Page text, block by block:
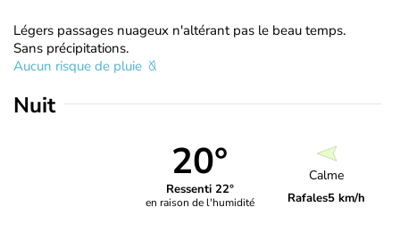
Légers passages nuageux n'altérant pas le beau temps.
Sans précipitations.
Aucun risque de pluie
Nuit
20°
Ressenti 22°
en raison de l'humidité
Calme
Rafales5 km/h